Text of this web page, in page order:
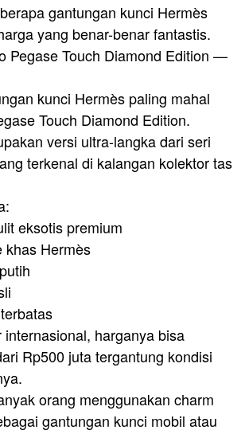
gantungan kunci Hermès
yang benar-benar fantastis.
Pegase Touch Diamond Edition —
kunci Hermès paling mahal
Touch Diamond Edition.
versi ultra-langka dari seri
terkenal di kalangan kolektor tas
eksotis premium
khas Hermès
harganya bisa
Rp500 juta tergantung kondisi
orang menggunakan charm
gantungan kunci mobil atau